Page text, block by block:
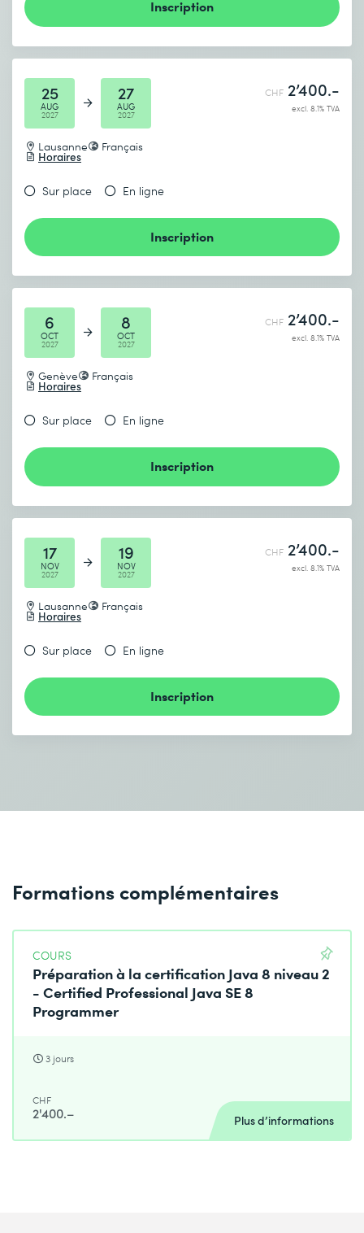
Inscription
25
AUG
2027
27
AUG
2027
Lausanne Français
Horaires
CHF 2’400.-
excl. 8.1% TVA
Sur place En ligne
Inscription
6
OCT
2027
8
OCT
2027
Genève Français
Horaires
CHF 2’400.-
excl. 8.1% TVA
Sur place En ligne
Inscription
17
NOV
2027
19
NOV
2027
Lausanne Français
Horaires
CHF 2’400.-
excl. 8.1% TVA
Sur place En ligne
Inscription
Formations complémentaires
COURS
Préparation à la certification Java 8 niveau 2
- Certified Professional Java SE 8
Programmer
3 jours
CHF
2'400.– Plus d’informations